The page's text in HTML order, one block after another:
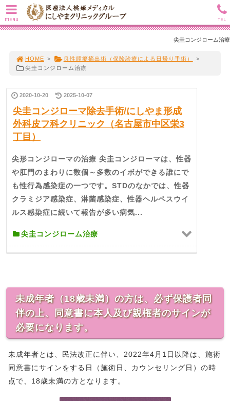
尖圭コンジローム治療
HOME > 良性腫瘍摘出術（保険診療による日帰り手術）
>
尖圭コンジローム治療
2020-10-20 2025-10-07
尖圭コンジローマ除去手術/にしやま形成
外科皮フ科クリニック（名古屋市中区栄3
丁目）
尖形コンジローマの治療 尖圭コンジローマは、性器
や肛門のまわりに数個～多数のイボができる誰にで
も性行為感染症の一つです。STDのなかでは、性器
クラミジア感染症、淋菌感染症、性器ヘルペスウイ
ルス感染症に続いて報告が多い病気...
尖圭コンジローム治療
未成年者（18歳未満）の方は、必ず保護者同
伴の上、同意書に本人及び親権者のサインが
必要になります。
未成年者とは、民法改正に伴い、2022年4月1日以降は、施術
同意書にサインをする日（施術日、カウンセリング日）の時
点で、18歳未満の方となります。
MENU TEL